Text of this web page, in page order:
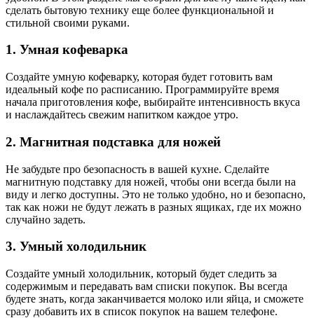
сделать бытовую технику еще более функциональной и
стильной своими руками.
1. Умная кофеварка
Создайте умную кофеварку, которая будет готовить вам
идеальный кофе по расписанию. Программируйте время
начала приготовления кофе, выбирайте интенсивность вкуса
и наслаждайтесь свежим напитком каждое утро.
2. Магнитная подставка для ножей
Не забудьте про безопасность в вашей кухне. Сделайте
магнитную подставку для ножей, чтобы они всегда были на
виду и легко доступны. Это не только удобно, но и безопасно,
так как ножи не будут лежать в разных ящиках, где их можно
случайно задеть.
3. Умный холодильник
Создайте умный холодильник, который будет следить за
содержимым и передавать вам списки покупок. Вы всегда
будете знать, когда заканчивается молоко или яйца, и сможете
сразу добавить их в список покупок на вашем телефоне.